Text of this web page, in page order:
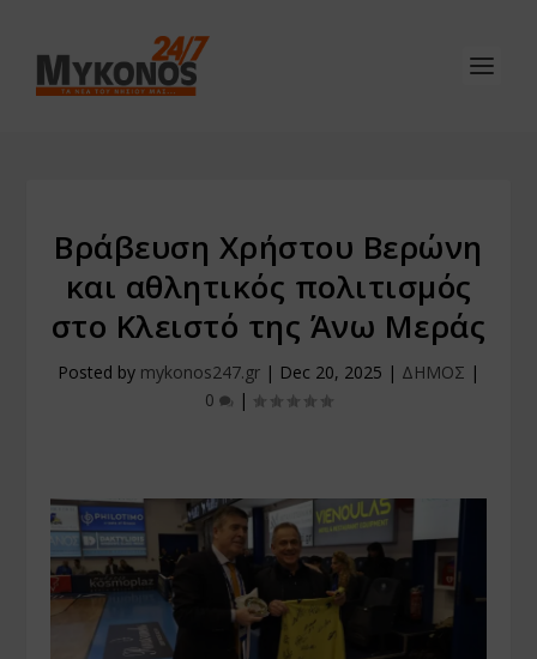
Βράβευση Χρήστου Βερώνη
και αθλητικός πολιτισμός
στο Κλειστό της Άνω Μεράς
Posted by mykonos247.gr | Dec 20, 2025 | ΔΗΜΟΣ |
0
|